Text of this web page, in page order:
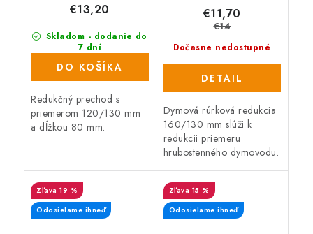
Skladom - dodanie do
7 dní
(2 ks)
€13,20
DO KOŠÍKA
Redukčný prechod s
priemerom 120/130 mm
a dĺžkou 80 mm.
Dočasne nedostupné
€11,70
€14
DETAIL
Dymová rúrková redukcia
160/130 mm slúži k
redukcii priemeru
hrubostenného dymovodu.
19 %
Odosielame ihneď
15 %
Odosielame ihneď